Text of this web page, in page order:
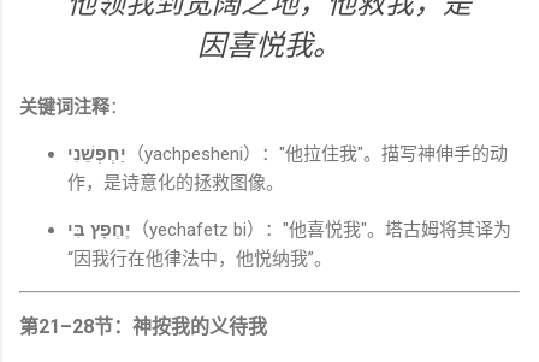
因喜悦我。
关键词注释：
יַחְפְּשֵׁנִי （yachpesheni）："他拉住我"。描写神伸手的动
作，是诗意化的拯救图像。
יֶחְפָּץ בִּי （yechafetz bi）："他喜悦我"。塔古姆将其译为
“因我行在他律法中，他悦纳我”。
第21–28节：神按我的义待我